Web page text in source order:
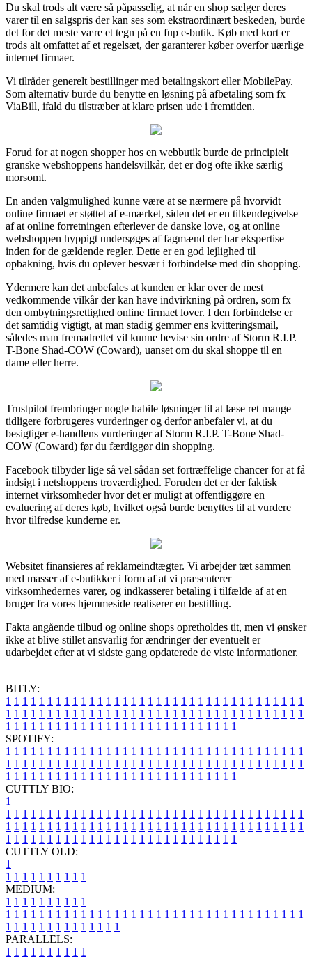
Du skal trods alt være så påpasselig, at når en shop sælger deres
varer til en salgspris der kan ses som ekstraordinært beskeden, burde
det for det meste være et tegn på en fup e-butik. Køb med kort er
trods alt omfattet af et regelsæt, der garanterer køber overfor uærlige
internet firmaer.
Vi tilråder generelt bestillinger med betalingskort eller MobilePay.
Som alternativ burde du benytte en løsning på afbetaling som fx
ViaBill, ifald du tilstræber at klare prisen ude i fremtiden.
Forud for at nogen shopper hos en webbutik burde de principielt
granske webshoppens handelsvilkår, det er dog ofte ikke særlig
morsomt.
En anden valgmulighed kunne være at se nærmere på hvorvidt
online firmaet er støttet af e-mærket, siden det er en tilkendegivelse
af at online forretningen efterlever de danske love, og at online
webshoppen hyppigt undersøges af fagmænd der har ekspertise
inden for de gældende regler. Dette er en god lejlighed til
opbakning, hvis du oplever besvær i forbindelse med din shopping.
Ydermere kan det anbefales at kunden er klar over de mest
vedkommende vilkår der kan have indvirkning på ordren, som fx
den ombytningsrettighed online firmaet lover. I den forbindelse er
det samtidig vigtigt, at man stadig gemmer ens kvitteringsmail,
således man fremadrettet vil kunne bevise sin ordre af Storm R.I.P.
T-Bone Shad-COW (Coward), uanset om du skal shoppe til en
dame eller herre.
Trustpilot frembringer nogle habile løsninger til at læse ret mange
tidligere forbrugeres vurderinger og derfor anbefaler vi, at du
besigtiger e-handlens vurderinger af Storm R.I.P. T-Bone Shad-
COW (Coward) før du færdiggør din shopping.
Facebook tilbyder lige så vel sådan set fortræffelige chancer for at få
indsigt i netshoppens troværdighed. Foruden det er der faktisk
internet virksomheder hvor det er muligt at offentliggøre en
evaluering af deres køb, hvilket også burde benyttes til at vurdere
hvor tilfredse kunderne er.
Websitet finansieres af reklameindtægter. Vi arbejder tæt sammen
med masser af e-butikker i form af at vi præsenterer
virksomhedernes varer, og indkasserer betaling i tilfælde af at en
bruger fra vores hjemmeside realiserer en bestilling.
Fakta angående tilbud og online shops opretholdes tit, men vi ønsker
ikke at blive stillet ansvarlig for ændringer der eventuelt er
udarbejdet efter at vi sidste gang opdaterede de viste informationer.
BITLY:
1 1 1 1 1 1 1 1 1 1 1 1 1 1 1 1 1 1 1 1 1 1 1 1 1 1 1 1 1 1 1 1 1 1 1 1
1 1 1 1 1 1 1 1 1 1 1 1 1 1 1 1 1 1 1 1 1 1 1 1 1 1 1 1 1 1 1 1 1 1 1 1
1 1 1 1 1 1 1 1 1 1 1 1 1 1 1 1 1 1 1 1 1 1 1 1 1 1 1 1
SPOTIFY:
1 1 1 1 1 1 1 1 1 1 1 1 1 1 1 1 1 1 1 1 1 1 1 1 1 1 1 1 1 1 1 1 1 1 1 1
1 1 1 1 1 1 1 1 1 1 1 1 1 1 1 1 1 1 1 1 1 1 1 1 1 1 1 1 1 1 1 1 1 1 1 1
1 1 1 1 1 1 1 1 1 1 1 1 1 1 1 1 1 1 1 1 1 1 1 1 1 1 1 1
CUTTLY BIO:
1
1 1 1 1 1 1 1 1 1 1 1 1 1 1 1 1 1 1 1 1 1 1 1 1 1 1 1 1 1 1 1 1 1 1 1 1
1 1 1 1 1 1 1 1 1 1 1 1 1 1 1 1 1 1 1 1 1 1 1 1 1 1 1 1 1 1 1 1 1 1 1 1
1 1 1 1 1 1 1 1 1 1 1 1 1 1 1 1 1 1 1 1 1 1 1 1 1 1 1 1
CUTTLY OLD:
1
1 1 1 1 1 1 1 1 1 1
MEDIUM:
1 1 1 1 1 1 1 1 1 1
1 1 1 1 1 1 1 1 1 1 1 1 1 1 1 1 1 1 1 1 1 1 1 1 1 1 1 1 1 1 1 1 1 1 1 1
1 1 1 1 1 1 1 1 1 1 1 1 1 1
PARALLELS:
1 1 1 1 1 1 1 1 1 1